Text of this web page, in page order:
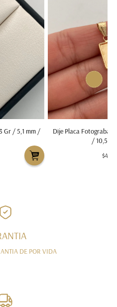
Gr / 5,1 mm /
Dije Placa
/ 10,5
DE POR VIDA